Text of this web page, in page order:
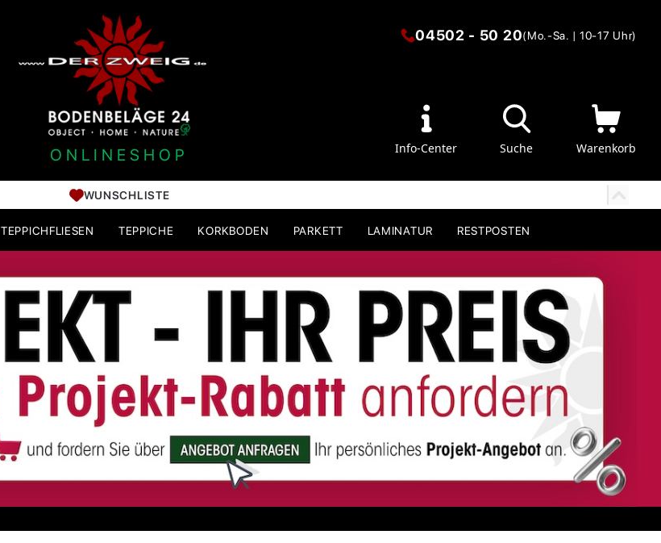
ONLINESHOP
04502 - 50 20(Mo.-Sa. | 10-17 Uhr)
Info-Center Suche Warenkorb
WUNSCHLISTE
TEPPICHFLIESEN TEPPICHE KORKBODEN PARKETT LAMINATUR RESTPOSTEN